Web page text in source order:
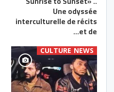
Une odyssée
interculturelle de récits
et de…
CULTURE NEWS